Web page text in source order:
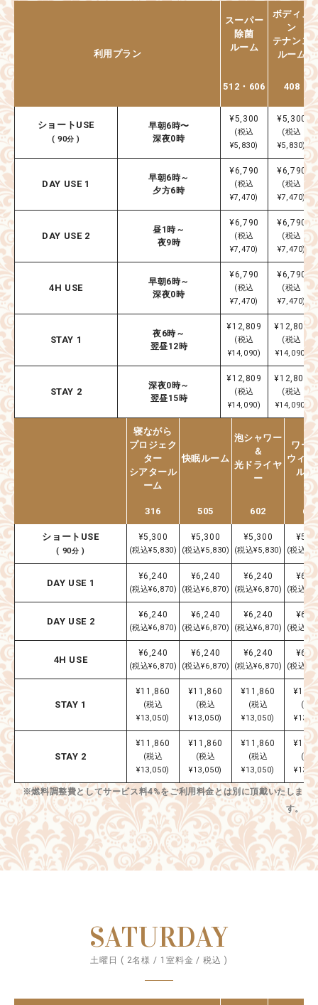
利用プラン
スーパー
除菌
ルーム
ボディメ
ン
テナンス
ルーム
512・606 408
ショートUSE
( 90分 )
早朝6時〜
深夜0時
¥5,300
(税込
¥5,830)
¥5,300
(税込
¥5,830)
DAY USE 1
早朝6時～
夕方6時
¥6,790
(税込
¥7,470)
¥6,790
(税込
¥7,470)
DAY USE 2
昼1時～
夜9時
¥6,790
(税込
¥7,470)
¥6,790
(税込
¥7,470)
4H USE
早朝6時～
深夜0時
¥6,790
(税込
¥7,470)
¥6,790
(税込
¥7,470)
STAY 1
夜6時～
翌昼12時
¥12,809
(税込
¥14,090)
¥12,809
(税込
¥14,090)
STAY 2
深夜0時～
翌昼15時
¥12,809
(税込
¥14,090)
¥12,809
(税込
¥14,090)
寝ながら
プロジェク
ター
シアタール
ーム
快眠ルーム
泡シャワー
＆
光ドライヤ
ー
ワー
ウィン
ルー
316 505 602 603
ショートUSE
( 90分 )
¥5,300
(税込¥5,830)
¥5,300
(税込¥5,830)
¥5,300
(税込¥5,830) (税込
DAY USE 1
¥6,240
(税込¥6,870)
¥6,240
(税込¥6,870)
¥6,240
(税込¥6,870) (税込
DAY USE 2
¥6,240
(税込¥6,870)
¥6,240
(税込¥6,870)
¥6,240
(税込¥6,870) (税込
4H USE
¥6,240
(税込¥6,870)
¥6,240
(税込¥6,870)
¥6,240
(税込¥6,870) (税込
STAY 1
¥11,860
(税込
¥13,050)
¥11,860
(税込
¥13,050)
¥11,860
(税込
¥13,050)
(税
STAY 2
¥11,860
(税込
¥13,050)
¥11,860
(税込
¥13,050)
¥11,860
(税込
¥13,050)
(税
※燃料調整費としてサービス料4%をご利用料金とは別に頂戴いたしま
す。
SATURDAY
土曜日 ( 2名様 / 1室料金 / 税込 )